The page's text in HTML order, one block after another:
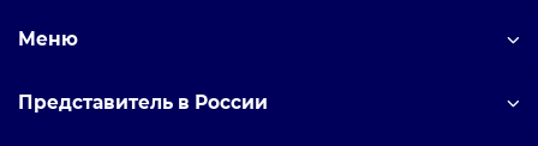
Меню
Представитель в России